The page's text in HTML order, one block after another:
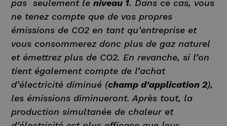
pas seulement leniveau 1. Dans ce cas, vous
ne tenez compte que de vos propres
émissions de CO2 en tant qu’entreprise et
vous consommerez donc plus de gaz naturel
et émettrez plus de CO2. En revanche, si l’on
tient également compte de l’achat
d’électricité diminué (champ d’application 2),
les émissions diminueront. Après tout, la
production simultanée de chaleur et